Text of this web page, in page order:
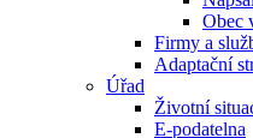
Obec
Firmy a
Adaptační
Úřad
Životní
E-podatelna